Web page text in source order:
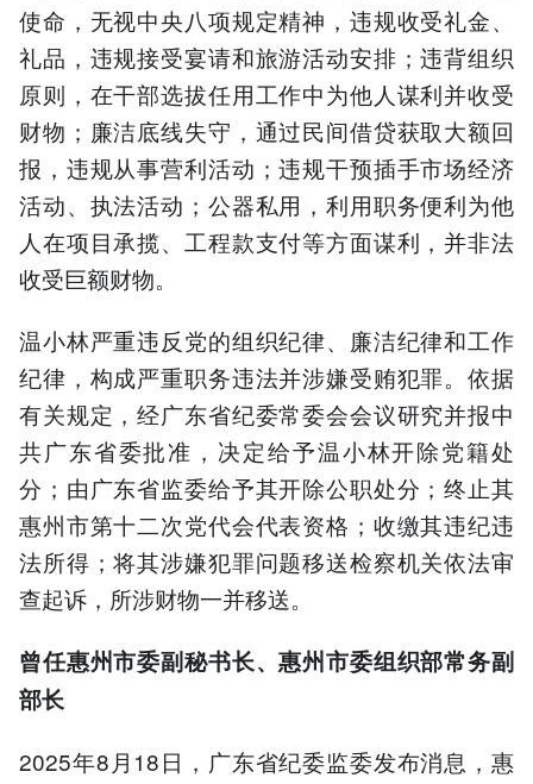
使命，无视中央八项规定精神，违规收受礼金、
礼品，违规接受宴请和旅游活动安排；违背组织
原则，在干部选拔任用工作中为他人谋利并收受
财物；廉洁底线失守，通过民间借贷获取大额回
报，违规从事营利活动；违规干预插手市场经济
活动、执法活动；公器私用，利用职务便利为他
人在项目承揽、工程款支付等方面谋利，并非法
收受巨额财物。
温小林严重违反党的组织纪律、廉洁纪律和工作
纪律，构成严重职务违法并涉嫌受贿犯罪。依据
有关规定，经广东省纪委常委会会议研究并报中
共广东省委批准，决定给予温小林开除党籍处
分；由广东省监委给予其开除公职处分；终止其
惠州市第十二次党代会代表资格；收缴其违纪违
法所得；将其涉嫌犯罪问题移送检察机关依法审
查起诉，所涉财物一并移送。
曾任惠州市委副秘书长、惠州市委组织部常务副
部长
2025年8月18日，广东省纪委监委发布消息，惠